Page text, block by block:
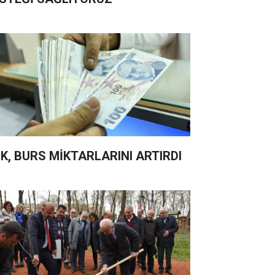
BURS MİKTARLARINI ARTIRDI